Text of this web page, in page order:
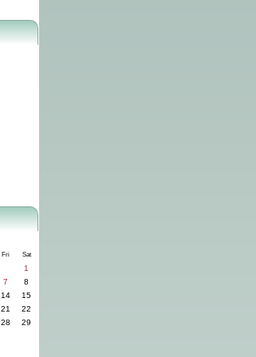
Fri Sat
1
7
8
14
15
21
22
28
29